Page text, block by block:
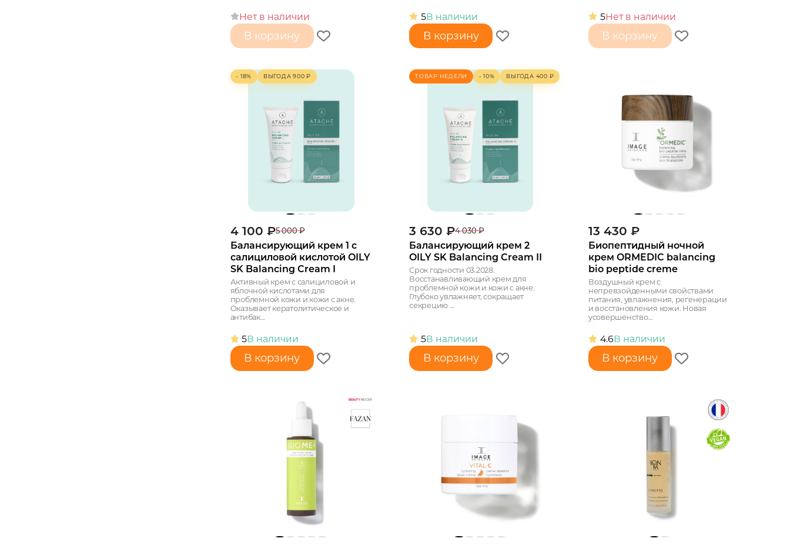
Нет в наличии
В корзину
5В наличии
В корзину
5Нет в наличии
В корзину
- 18% ВЫГОДА900 ₽
4 100 ₽5 000₽
Балансирующий крем 1 с
салициловой кислотой OILY
SK Balancing Cream I
Активный крем с салициловой и
яблочной кислотами для
проблемной кожи и кожи с акне.
Оказывает кератолитическое и
антибак...
5В наличии
В корзину
ТОВАР НЕДЕЛИ - 10% ВЫГОДА 400 ₽
3 630 ₽4 030₽
Балансирующий крем 2
OILY SK Balancing Cream II
Срок годности 03.2028.
Восстанавливающий крем для
проблемной кожи и кожи с акне.
Глубоко увлажняет, сокращает
секрецию ...
5В наличии
В корзину
13 430 ₽
Биопептидный ночной
крем ORMEDIC balancing
bio peptide creme
Воздушный крем с
непревзойденными свойствами
питания, увлажнения, регенерации
и восстановления кожи. Новая
усовершенство...
4.6В наличии
В корзину